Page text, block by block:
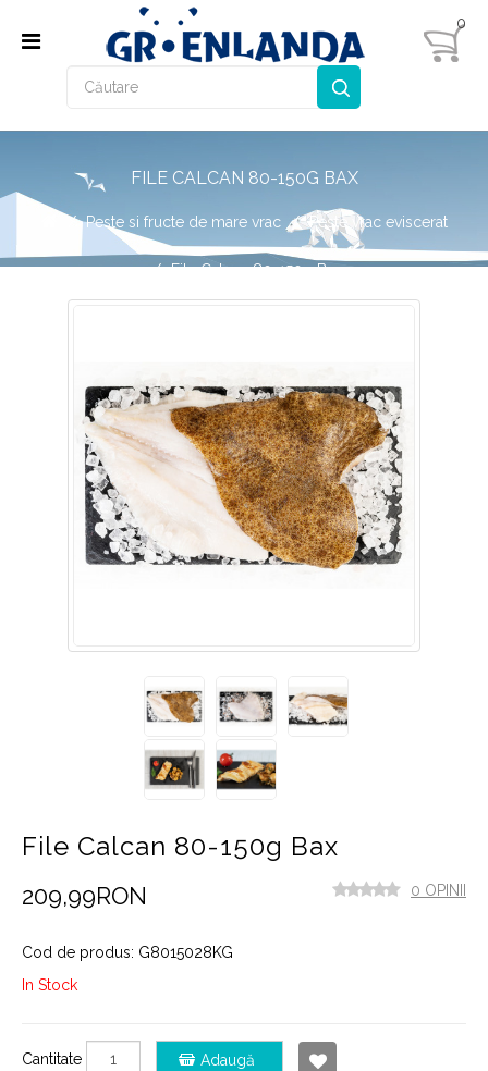
0
FILE CALCAN 80-150G BAX
Peste si fructe de mare vrac Peste vrac eviscerat
File Calcan 80-150g Bax
File Calcan 80-150g Bax
209,99RON 0 OPINII
Cod de produs: G8015028KG
In Stock
Cantitate Adaugă